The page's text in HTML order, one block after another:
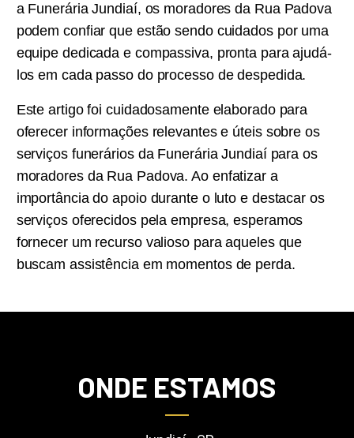
a Funerária Jundiaí, os moradores da Rua Padova
podem confiar que estão sendo cuidados por uma
equipe dedicada e compassiva, pronta para ajudá-
los em cada passo do processo de despedida.
Este artigo foi cuidadosamente elaborado para
oferecer informações relevantes e úteis sobre os
serviços funerários da Funerária Jundiaí para os
moradores da Rua Padova. Ao enfatizar a
importância do apoio durante o luto e destacar os
serviços oferecidos pela empresa, esperamos
fornecer um recurso valioso para aqueles que
buscam assistência em momentos de perda.
ONDE ESTAMOS